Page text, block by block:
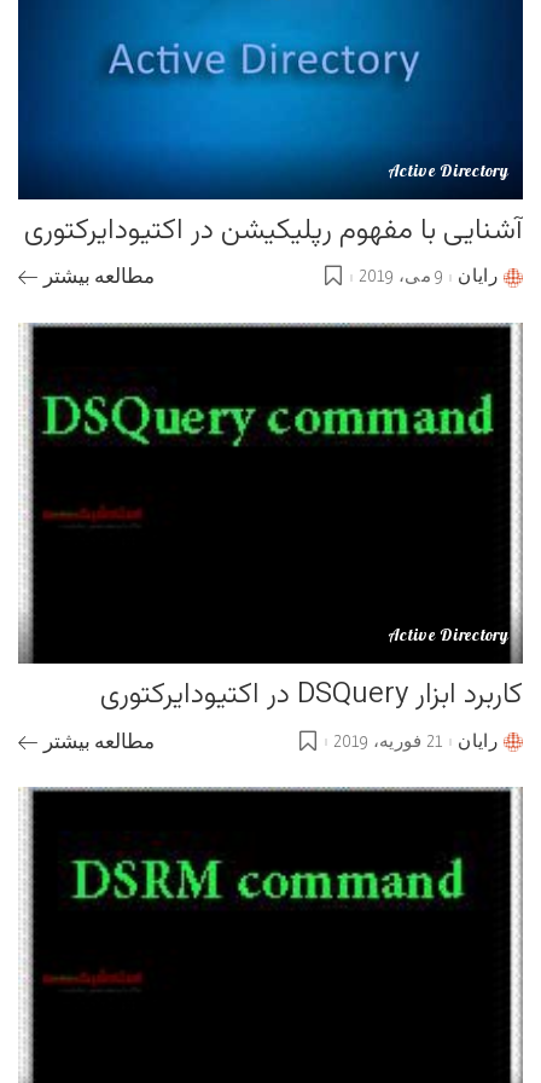
Active Directory
آشنایی با مفهوم رپلیکیشن در اکتیودایرکتوری
Postedرایان 9 می، 2019 مطالعه بیشتر
Active Directory
کاربرد ابزار DSQuery در اکتیودایرکتوری
Postedرایان 21 فوریه، 2019 مطالعه بیشتر